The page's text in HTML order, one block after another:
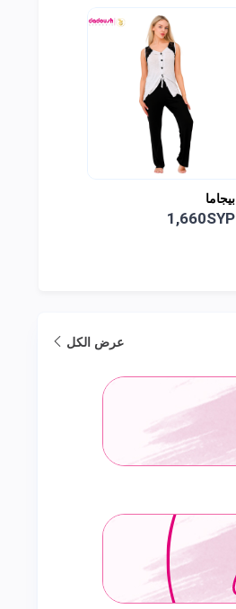
قميص نوم قصير مع روب
2,550SYP
عرض الكل